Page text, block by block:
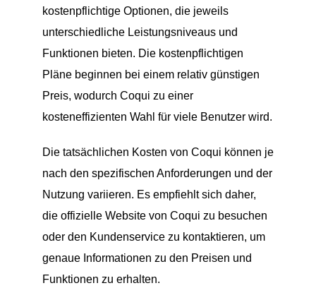
kostenpflichtige Optionen, die jeweils
unterschiedliche Leistungsniveaus und
Funktionen bieten. Die kostenpflichtigen
Pläne beginnen bei einem relativ günstigen
Preis, wodurch Coqui zu einer
kosteneffizienten Wahl für viele Benutzer wird.
Die tatsächlichen Kosten von Coqui können je
nach den spezifischen Anforderungen und der
Nutzung variieren. Es empfiehlt sich daher,
die offizielle Website von Coqui zu besuchen
oder den Kundenservice zu kontaktieren, um
genaue Informationen zu den Preisen und
Funktionen zu erhalten.